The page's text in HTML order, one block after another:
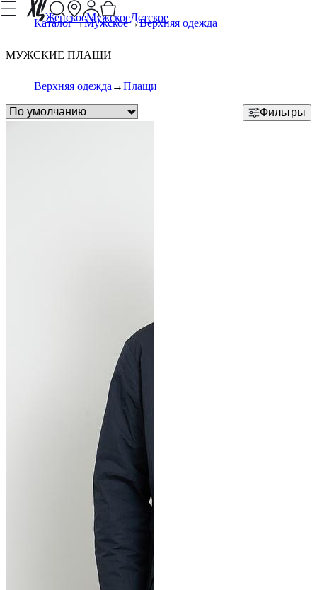
ЖенскоеМужскоеДетское
Каталог Мужское Верхняя одежда
МУЖСКИЕ ПЛАЩИ
Верхняя одежда Плащи
Фильтры